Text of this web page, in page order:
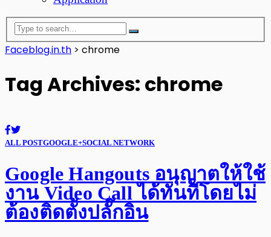
Faceblog.in.th > chrome
Tag Archives: chrome
ALL POSTGOOGLE+SOCIAL NETWORK
Google Hangouts อนุญาตให้ใช้
งาน Video Call ได้ทันทีโดยไม่
ต้องติดตั้งปลั๊กอิน